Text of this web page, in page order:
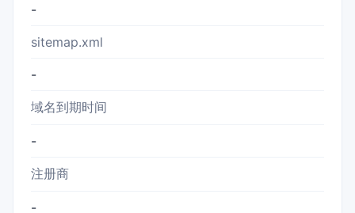
-
sitemap.xml
-
域名到期时间
-
注册商
-